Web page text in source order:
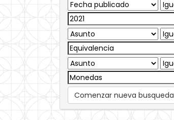
Comenzar nueva busqueda